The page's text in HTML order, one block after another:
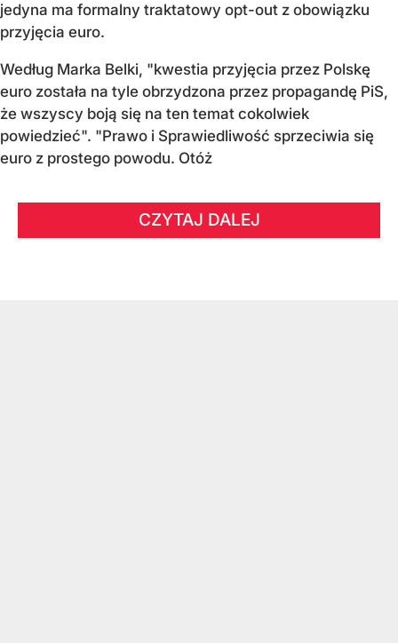
jedyna ma formalny traktatowy opt-out z obowiązku
przyjęcia euro.
Według Marka Belki, "kwestia przyjęcia przez Polskę
euro została na tyle obrzydzona przez propagandę PiS,
że wszyscy boją się na ten temat cokolwiek
powiedzieć". "Prawo i Sprawiedliwość sprzeciwia się
euro z prostego powodu. Otóż
CZYTAJ DALEJ